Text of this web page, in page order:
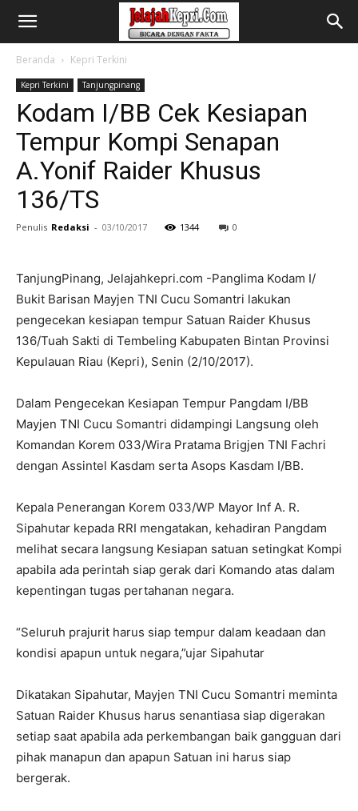
Beranda Kepri Terkini
Kepri Terkini Tanjungpinang
Kodam I/BB Cek Kesiapan
Tempur Kompi Senapan
A.Yonif Raider Khusus
136/TS
Penulis Redaksi - 03/10/2017 1344 0
TanjungPinang, Jelajahkepri.com -Panglima Kodam I/
Bukit Barisan Mayjen TNI Cucu Somantri lakukan
pengecekan kesiapan tempur Satuan Raider Khusus
136/Tuah Sakti di Tembeling Kabupaten Bintan Provinsi
Kepulauan Riau (Kepri), Senin (2/10/2017).
Dalam Pengecekan Kesiapan Tempur Pangdam I/BB
Mayjen TNI Cucu Somantri didampingi Langsung oleh
Komandan Korem 033/Wira Pratama Brigjen TNI Fachri
dengan Assintel Kasdam serta Asops Kasdam I/BB.
Kepala Penerangan Korem 033/WP Mayor Inf A. R.
Sipahutar kepada RRI mengatakan, kehadiran Pangdam
melihat secara langsung Kesiapan satuan setingkat Kompi
apabila ada perintah siap gerak dari Komando atas dalam
kepentingan tugas pertahanan negara.
“Seluruh prajurit harus siap tempur dalam keadaan dan
kondisi apapun untuk negara,”ujar Sipahutar
Dikatakan Sipahutar, Mayjen TNI Cucu Somantri meminta
Satuan Raider Khusus harus senantiasa siap digerakan
setiap saat apabila ada perkembangan baik gangguan dari
pihak manapun dan apapun Satuan ini harus siap
bergerak.